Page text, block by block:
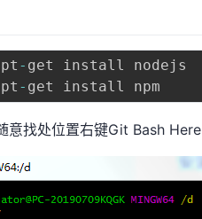
- get install nodejs
-
意找处位置右键Git Bash